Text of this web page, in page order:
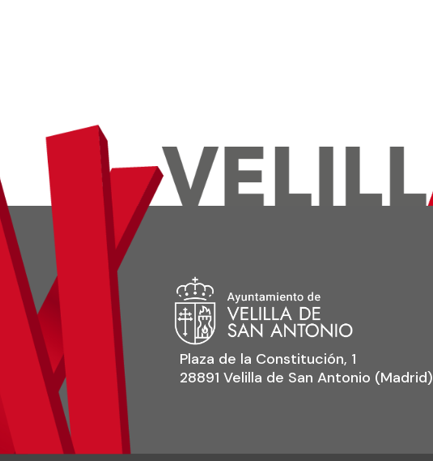
Plaza de la Constitución, 1
28891 Velilla de San Antonio (Madrid)